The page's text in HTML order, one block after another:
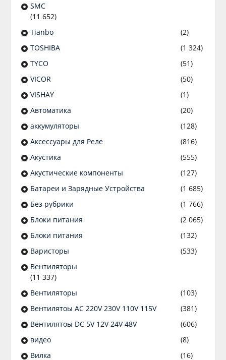
SMC
(11 652)
Tianbo
(2)
TOSHIBA
(1 324)
TYCO
(51)
VICOR
(50)
VISHAY
(1)
Автоматика
(20)
аккумуляторы
(128)
Аксессуары для Реле
(816)
Акустика
(555)
Акустические компоненты
(127)
Батареи и Зарядные Устройства
(1 685)
Без рубрики
(1 766)
Блоки питания
(2 065)
Блоки питания
(132)
Варисторы
(533)
Вентиляторы
(11 337)
Вентиляторы
(103)
Вентилятоы AC 220V 230V 110V 115V
(381)
Вентилятоы DC 5V 12V 24V 48V
(606)
видео
(8)
Вилка
(16)